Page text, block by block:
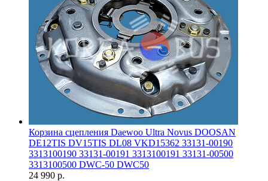
Корзина сцепления Daewoo Ultra Novus DOOSAN
DE12TIS DV15TIS DL08 VKD15362 33131-00190
3313100190 33131-00191 3313100191 33131-00500
3313100500 DWC-50 DWC50
24 990 р.